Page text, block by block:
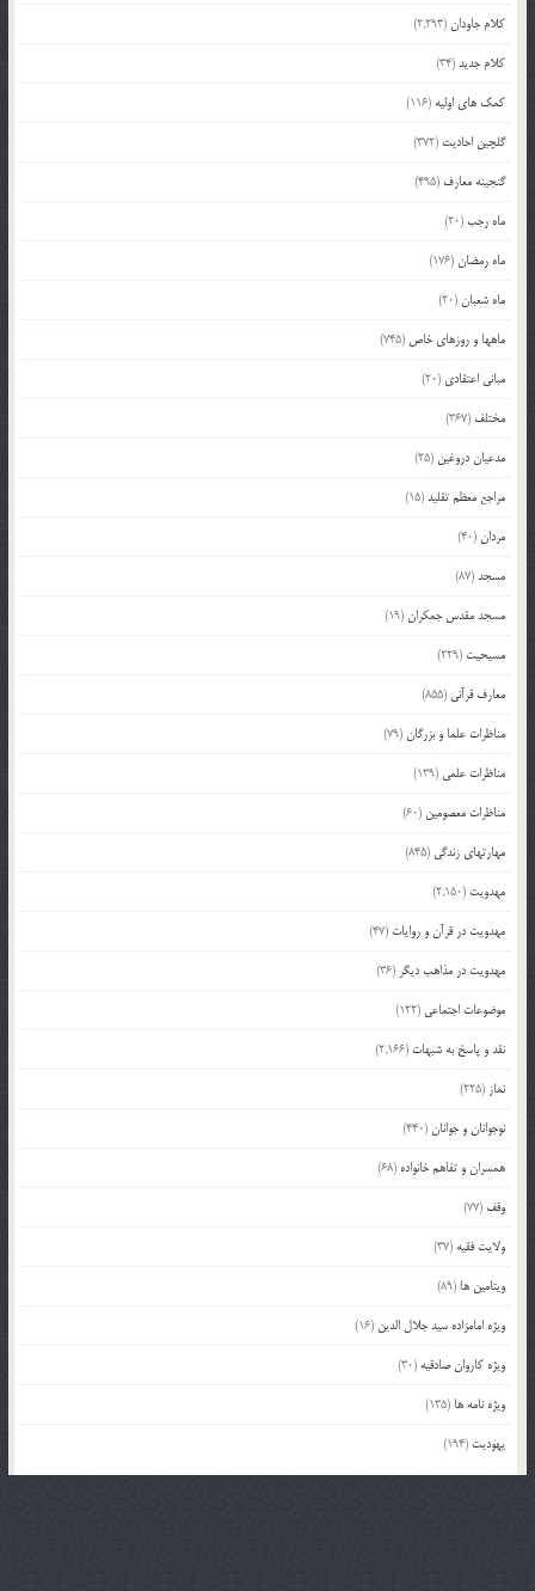
کلام جاودان(2,293)
کلام جدید(34)
کمک های اولیه (116)
گلچین احادیث (372)
گنجینه معارف (495)
ماه رجب(20)
ماه رمضان(176)
ماه شعبان(20)
ماهها و روزهای خاص (745)
مبانی اعتقادی (20)
مختلف (367)
مدعیان دروغین (25)
مراجع معظم تقلید(15)
مردان(40)
مسجد(87)
مسجد مقدس جمکران(19)
مسیحیت (229)
معارف قرآنی (855)
مناظرات علما و بزرگان(79)
مناظرات علمی (139)
مناظرات معصومین (60)
مهارتهای زندگی (845)
مهدویت (2,150)
مهدویت در قرآن و روایات (47)
مهدویت در مذاهب دیگر (36)
موضوعات اجتماعی (122)
نقد و پاسخ به شبهات (2,166)
نماز (225)
نوجوانان و جوانان(440)
همسران و تفاهم خانواده (68)
وقف (77)
ولایت فقیه (37)
ویتامین ها (89)
ویژه امامزاده سید جلال الدین (16)
ویژه کاروان صادقیه (30)
ویژه نامه ها (135)
یهودیت (194)